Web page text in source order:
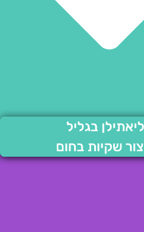
בגליל
שקיות בחום